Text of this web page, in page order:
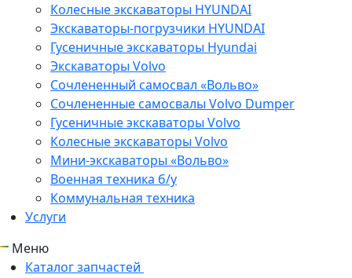
Колесные экскаваторы HYUNDAI
Экскаваторы-погрузчики HYUNDAI
Гусеничные экскаваторы Hyundai
Экскаваторы Volvo
Сочлененный самосвал «Вольво»
Сочлененные самосвалы Volvo Dumper
Гусеничные экскаваторы Volvo
Колесные экскаваторы Volvo
Мини-экскаваторы «Вольво»
Военная техника б/у
Коммунальная техника
Услуги
Меню
Каталог запчастей